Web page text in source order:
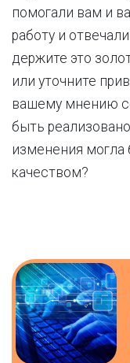
помогали вам и
работу и
держите это
или уточните
вашему мнению
быть
изменения
качеством?